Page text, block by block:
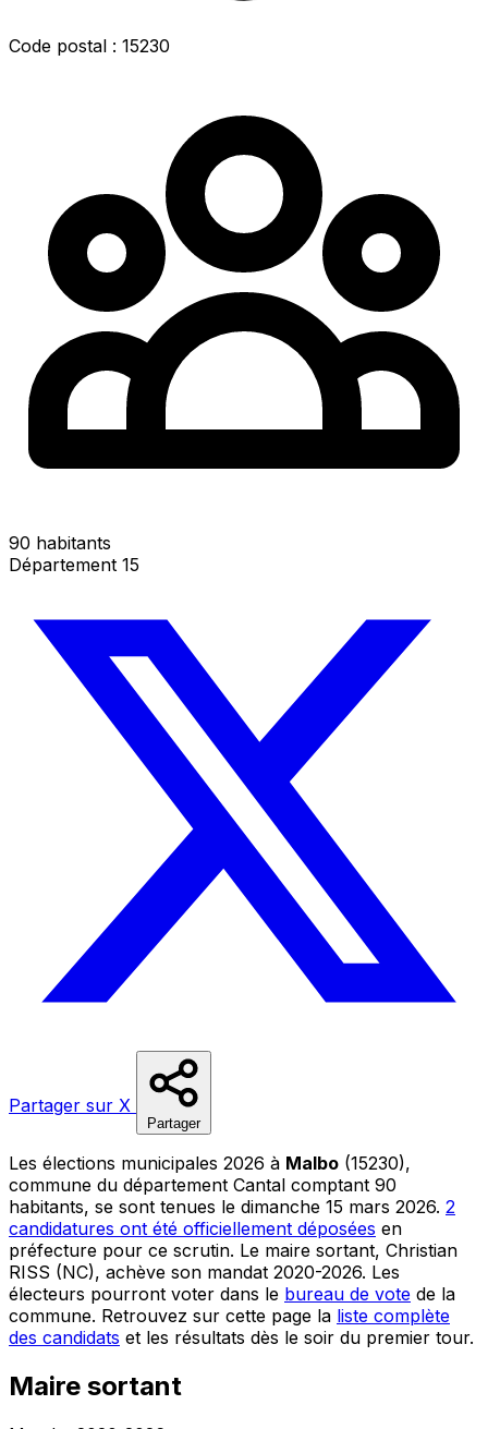
Code postal : 15230
90 habitants
Département 15
Partager sur X
Partager
Les élections municipales 2026 à Malbo (15230),
commune du département Cantal comptant 90
habitants, se sont tenues le dimanche 15 mars 2026. 2
candidatures ont été officiellement déposées en
préfecture pour ce scrutin. Le maire sortant, Christian
RISS (NC), achève son mandat 2020-2026. Les
électeurs pourront voter dans le bureau de vote de la
commune. Retrouvez sur cette page la liste complète
des candidats et les résultats dès le soir du premier tour.
Maire sortant